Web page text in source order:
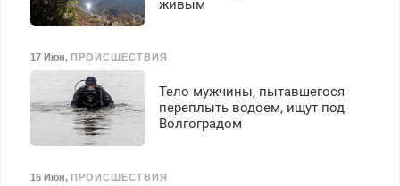
живым
17 Июн, ПРОИСШЕСТВИЯ
Тело мужчины, пытавшегося
переплыть водоем, ищут под
Волгоградом
16 Июн, ПРОИСШЕСТВИЯ